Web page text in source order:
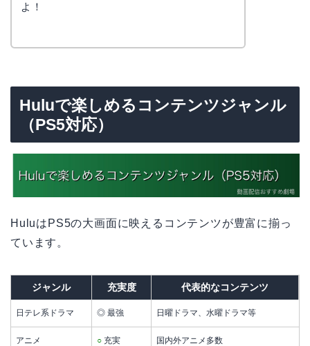
よ！
Huluで楽しめるコンテンツジャンル
（PS5対応）
HuluはPS5の大画面に映えるコンテンツが豊富に揃っ
ています。
ジャンル 充実度 代表的なコンテンツ
日テレ系ドラマ ◎ 最強 日曜ドラマ、水曜ドラマ等
アニメ ○ 充実 国内外アニメ多数